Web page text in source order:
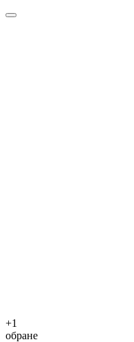
+1
обране